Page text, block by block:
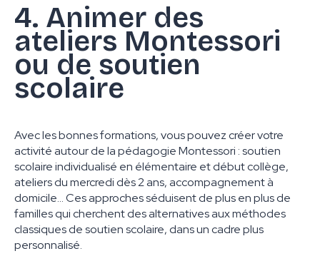
4. Animer des
ateliers Montessori
ou de soutien
scolaire
Avec les bonnes formations, vous pouvez créer votre
activité autour de la pédagogie Montessori : soutien
scolaire individualisé en élémentaire et début collège,
ateliers du mercredi dès 2 ans, accompagnement à
domicile... Ces approches séduisent de plus en plus de
familles qui cherchent des alternatives aux méthodes
classiques de soutien scolaire, dans un cadre plus
personnalisé.